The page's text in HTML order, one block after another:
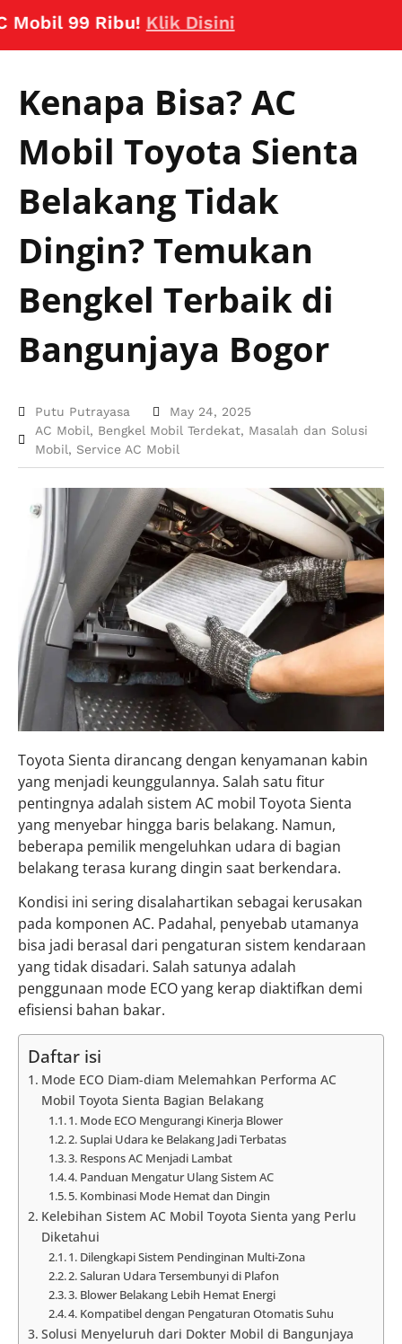
99 Ribu!Klik Disini
Kenapa Bisa? AC
Mobil Toyota Sienta
Belakang Tidak
Dingin? Temukan
Bengkel Terbaik di
Bangunjaya Bogor
Putu Putrayasa
May 24, 2025
AC Mobil, Bengkel Mobil Terdekat, Masalah dan Solusi
Mobil, Service AC Mobil
Toyota Sienta dirancang dengan kenyamanan kabin
yang menjadi keunggulannya. Salah satu fitur
pentingnya adalah sistem AC mobil Toyota Sienta
yang menyebar hingga baris belakang. Namun,
beberapa pemilik mengeluhkan udara di bagian
belakang terasa kurang dingin saat berkendara.
Kondisi ini sering disalahartikan sebagai kerusakan
pada komponen AC. Padahal, penyebab utamanya
bisa jadi berasal dari pengaturan sistem kendaraan
yang tidak disadari. Salah satunya adalah
penggunaan mode ECO yang kerap diaktifkan demi
efisiensi bahan bakar.
Daftar isi
Mode ECO Diam-diam Melemahkan Performa AC
Mobil Toyota Sienta Bagian Belakang
1. Mode ECO Mengurangi Kinerja Blower
2. Suplai Udara ke Belakang Jadi Terbatas
3. Respons AC Menjadi Lambat
4. Panduan Mengatur Ulang Sistem AC
5. Kombinasi Mode Hemat dan Dingin
Kelebihan Sistem AC Mobil Toyota Sienta yang Perlu
Diketahui
1. Dilengkapi Sistem Pendinginan Multi-Zona
2. Saluran Udara Tersembunyi di Plafon
3. Blower Belakang Lebih Hemat Energi
4. Kompatibel dengan Pengaturan Otomatis Suhu
Solusi Menyeluruh dari Dokter Mobil di Bangunjaya